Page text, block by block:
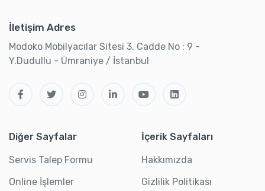
İletişim Adres
Modoko Mobilyacılar Sitesi 3. Cadde No : 9 -
Y.Dudullu - Ümraniye / İstanbul
Diğer Sayfalar
Servis Talep Formu
Online İşlemler
İçerik Sayfaları
Hakkımızda
Gizlilik Politikası